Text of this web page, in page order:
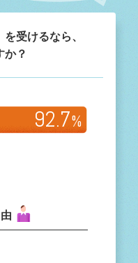
受けるなら、
か？
92.7%